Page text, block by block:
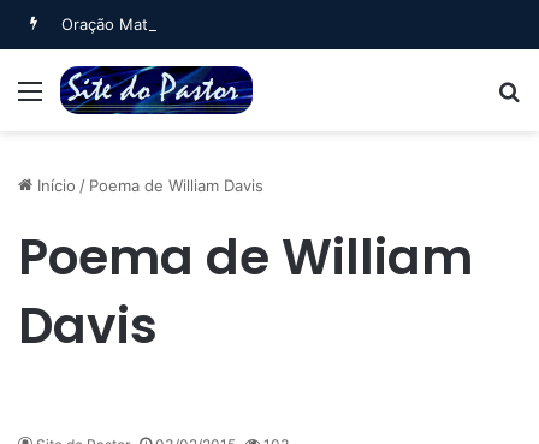
Oração Matinal (Salmo 5)
Menu
Início / Poema de William Davis
Poema de William
Davis